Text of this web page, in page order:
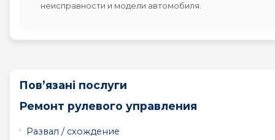
неисправности и модели автомобиля.
Пов’язані послуги
Ремонт рулевого управления
Развал / схождение